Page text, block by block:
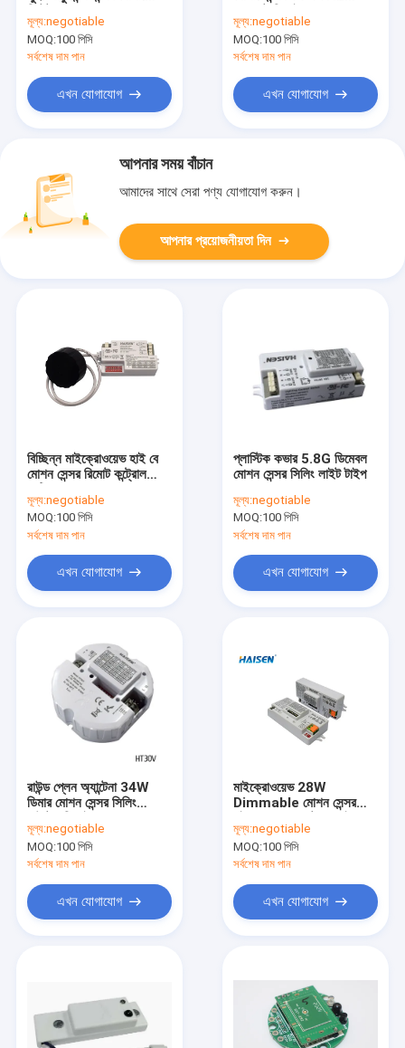
ভিডিও
মূল্য:negotiable
MOQ:100 পিসি
সর্বশেষ দাম পান
এখন যোগাযোগ
মূল্য:negotiable
MOQ:100 পিসি
সর্বশেষ দাম পান
এখন যোগাযোগ
আপনার সময় বাঁচান
আমাদের সাথে সেরা পণ্য যোগাযোগ করুন।
আপনার প্রয়োজনীয়তা দিন
বিচ্ছিন্ন মাইক্রোওয়েভ হাই বে
মোশন সেন্সর রিমোট কন্ট্রোল
মূল্য:negotiable
MOQ:100 পিসি
সর্বশেষ দাম পান
এখন যোগাযোগ
প্লাস্টিক কভার 5.8G ডিমেবল
মোশন সেন্সর সিলিং লাইট টাইপ
মূল্য:negotiable
MOQ:100 পিসি
সর্বশেষ দাম পান
এখন যোগাযোগ
রাউন্ড প্লেন অ্যান্টেনা 34W
ডিমার মোশন সেন্সর সিলিং
মূল্য:negotiable
MOQ:100 পিসি
সর্বশেষ দাম পান
এখন যোগাযোগ
মাইক্রোওয়েভ 28W
Dimmable মোশন সেন্সর
মূল্য:negotiable
MOQ:100 পিসি
সর্বশেষ দাম পান
এখন যোগাযোগ